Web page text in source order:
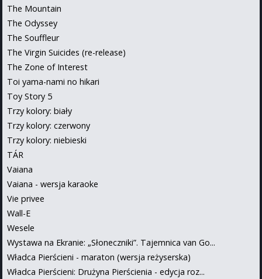
The Mountain
The Odyssey
The Souffleur
The Virgin Suicides (re-release)
The Zone of Interest
Toi yama-nami no hikari
Toy Story 5
Trzy kolory: biały
Trzy kolory: czerwony
Trzy kolory: niebieski
TÁR
Vaiana
Vaiana - wersja karaoke
Vie privee
Wall-E
Wesele
Wystawa na Ekranie: „Słoneczniki”. Tajemnica van Go...
Władca Pierścieni - maraton (wersja reżyserska)
Władca Pierścieni: Drużyna Pierścienia - edycja roz...